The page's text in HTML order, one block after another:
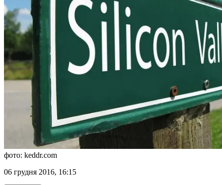
фото: keddr.com
06 грудня 2016, 16:15